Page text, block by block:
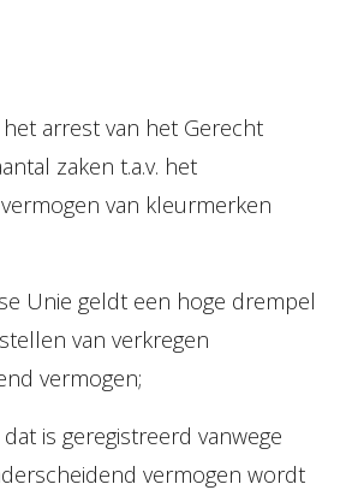
arrest van het Gerecht
zaken t.a.v. het
van kleurmerken
Unie geldt een hoge drempel
van verkregen
vermogen;
is geregistreerd vanwege
vermogen wordt